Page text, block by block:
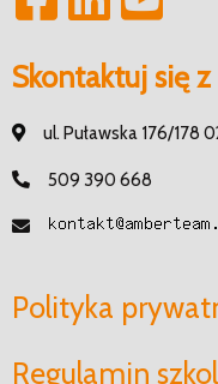
Skontaktuj się
ul. Puławska 176/178
509 390 668
Polityka
Regulamin